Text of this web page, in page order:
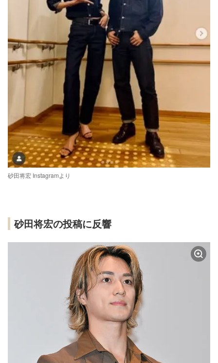
砂田将宏 Instagramより
砂田将宏の投稿に反響